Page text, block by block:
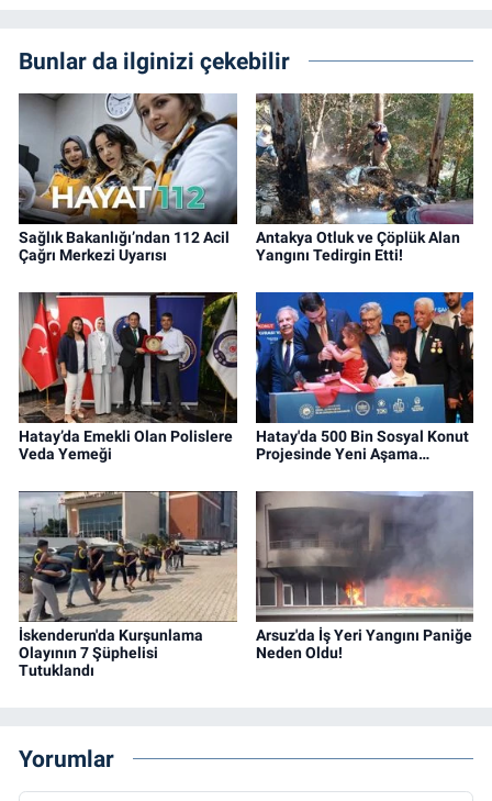
Bunlar da ilginizi çekebilir
Sağlık Bakanlığı’ndan 112 Acil
Çağrı Merkezi Uyarısı
Antakya Otluk ve Çöplük Alan
Yangını Tedirgin Etti!
Hatay’da Emekli Olan Polislere
Veda Yemeği
Hatay'da 500 Bin Sosyal Konut
Projesinde Yeni Aşama…
İskenderun'da Kurşunlama
Olayının 7 Şüphelisi
Tutuklandı
Arsuz'da İş Yeri Yangını Paniğe
Neden Oldu!
Yorumlar